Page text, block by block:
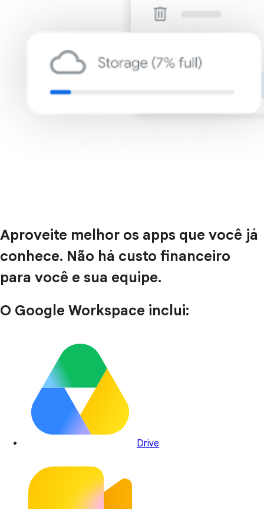
Aproveite melhor os apps que você já
conhece. Não há custo financeiro
para você e sua equipe.
O Google Workspace inclui:
Drive